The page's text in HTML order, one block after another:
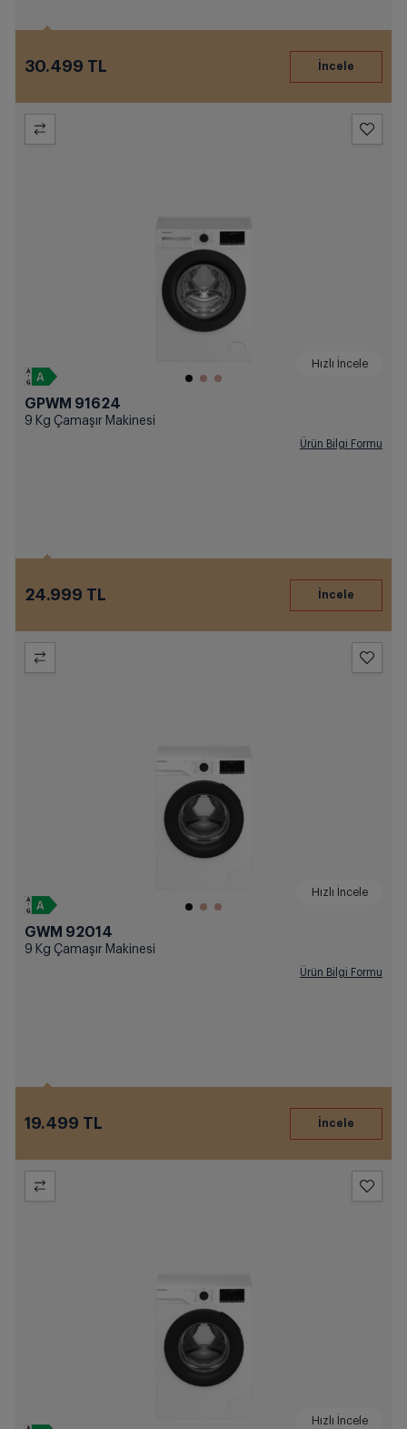
30.499 TL
Hızlı İncele
GPWM 91624
9 Kg Çamaşır Makinesi
Ürün Bilgi Formu
24.999 TL
Hızlı İncele
GWM 92014
9 Kg Çamaşır Makinesi
Ürün Bilgi Formu
19.499 TL
Hızlı İncele